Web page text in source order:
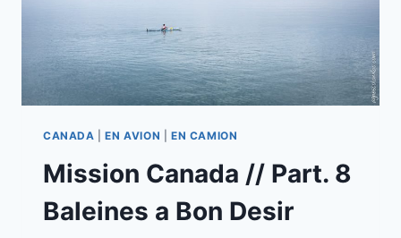
CANADA |EN AVION EN CAMION
Mission Canada // Part. 8
Baleines a Bon Desir